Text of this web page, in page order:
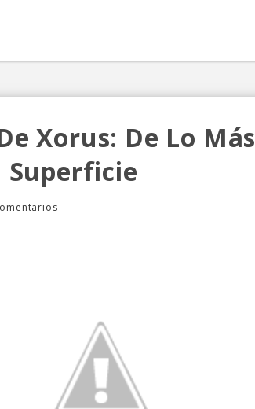
Xorus: De Lo Más
Superficie